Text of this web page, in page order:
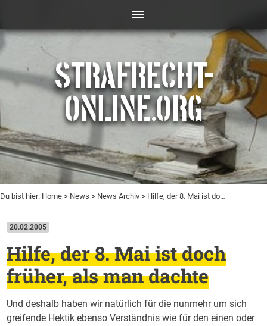
STRAFRECHT-
ONLINE.ORG
Du bist hier: Home > News > News Archiv > Hilfe, der 8. Mai ist do…
20.02.2005
Hilfe, der 8. Mai ist doch
früher, als man dachte
Und deshalb haben wir natürlich für die nunmehr um sich
greifende Hektik ebenso Verständnis wie für den einen oder